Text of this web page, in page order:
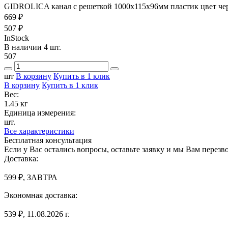
GIDROLICA канал с решеткой 1000x115x96мм пластик цвет
669 ₽
507 ₽
InStock
В наличии 4 шт.
507
шт В корзину Купить в 1 клик
В корзину Купить в 1 клик
Вес:
1.45 кг
Единица измерения:
шт.
Все характеристики
Бесплатная консультация
Если у Вас остались вопросы, оставьте заявку и мы Вам
Доставка:
599 ₽, ЗАВТРА
Экономная доставка:
539 ₽, 11.08.2026 г.